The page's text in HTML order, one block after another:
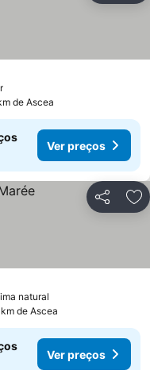
de Ascea
Ver preços
Partilhar
natural
de Ascea
Ver preços